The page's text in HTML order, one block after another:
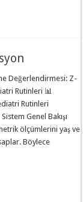
Değerlendirmesi: Z-
Rutinleri 📊
Rutinleri
Genel Bakışı
ölçümlerini yaş ve
Böylece